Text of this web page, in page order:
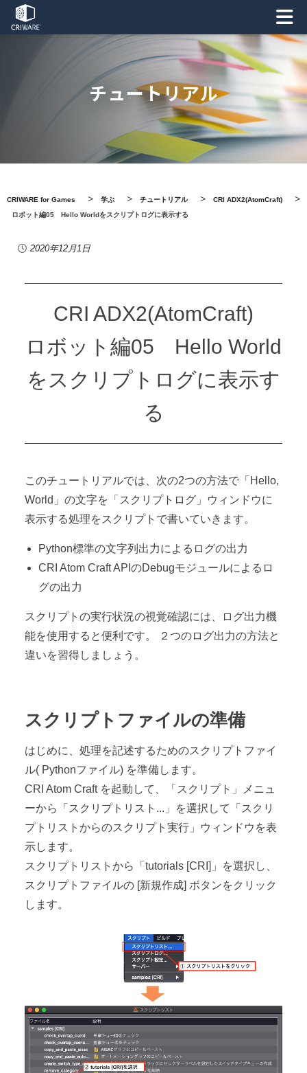
チュートリアル
CRIWARE for Games > 学ぶ > チュートリアル > CRI ADX2(AtomCraft) >
ロボット編05 Hello Worldをスクリプトログに表示する
2020年12月1日
CRI ADX2(AtomCraft)
ロボット編05 Hello World
をスクリプトログに表示す
る
このチュートリアルでは、次の2つの方法で「Hello,
World」の文字を「スクリプトログ」ウィンドウに
表示する処理をスクリプトで書いていきます。
Python標準の文字列出力によるログの出力
CRI Atom Craft APIのDebugモジュールによるロ
グの出力
スクリプトの実行状況の視覚確認には、ログ出力機
能を使用すると便利です。 ２つのログ出力の方法と
違いを習得しましょう。
スクリプトファイルの準備
はじめに、処理を記述するためのスクリプトファイ
ル( Pythonファイル) を準備します。
CRI Atom Craft を起動して、「スクリプト」メニュ
ーから「スクリプトリスト...」を選択して「スクリ
プトリストからのスクリプト実行」ウィンドウを表
示します。
スクリプトリストから「tutorials [CRI]」を選択し、
スクリプトファイルの [新規作成] ボタンをクリック
します。